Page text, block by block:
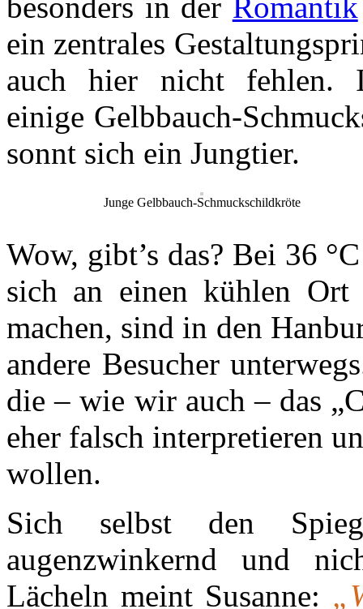
besonders in der Romantik
ein zentrales
auch hier nicht fehlen.
einige Gelbbauch-
sonnt sich ein Jungtier.
Junge Gelbbauch-Schmuckschildkröte
Wow, gibt’s das? Bei 36
sich an einen kühlen Ort
machen, sind in den
andere Besucher
die – wie wir auch – das
eher falsch interpretieren
wollen.
Sich selbst den
augenzwinkernd und
Lächeln meint Susanne: